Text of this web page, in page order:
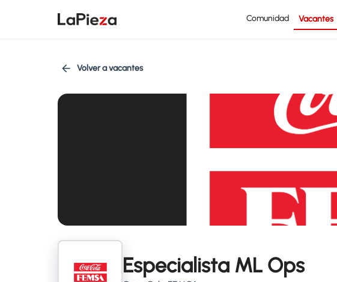
Comunidad Vacantes
Volver a vacantes
Especialista ML Ops